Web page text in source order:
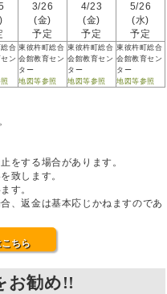
3/26
(金)
予定
4/23
(金)
予定
5/26
(水)
予定
合
ン
東彼杵町総合
会館教育セン
ター
地図等参照
東彼杵町総合
会館教育セン
ター
地図等参照
東彼杵町総合
会館教育セン
ター
地図等参照
をする場合があります。
致します。
す。
、返金は基本応じかねますのであ
ちら
お勧め!!